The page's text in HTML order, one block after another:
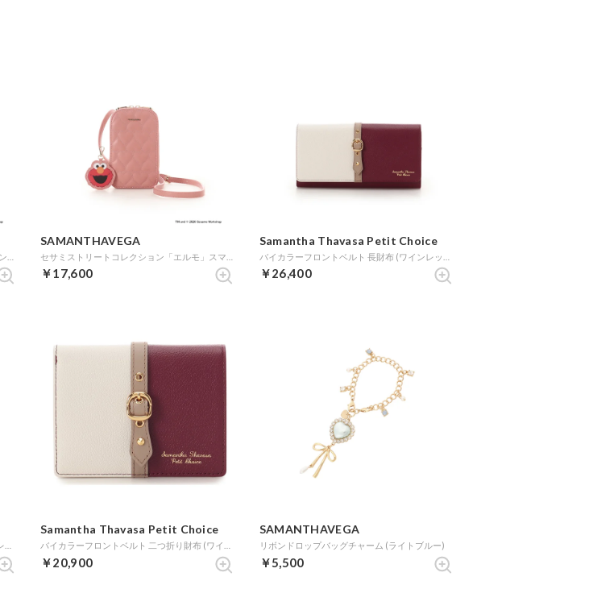
SAMANTHAVEGA
￥17,600
Samantha Thavasa Petit Choice
￥26,400
Samantha Thavasa Petit Choice
￥20,900
SAMANTHAVEGA
リボンドロップバッグチャーム (ライトブルー)
￥5,500